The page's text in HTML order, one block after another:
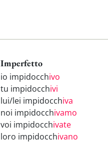
Imperfetto
io impidocchivo
tu impidocchivi
lui/lei impidocchiva
noi impidocchivamo
voi impidocchivate
loro impidocchivano